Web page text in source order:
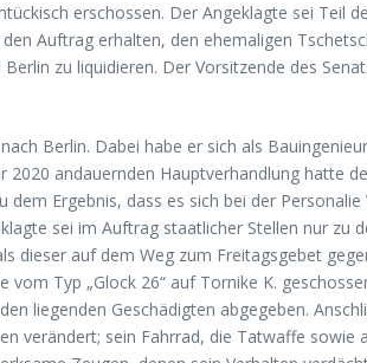
erschossen. Der Angeklagte sei Teil
Auftrag erhalten, den ehemaligen
zu liquidieren. Der Vorsitzende des
Berlin. Dabei habe er sich als
andauernden Hauptverhandlung hatte
Ergebnis, dass es sich bei der
sei im Auftrag staatlicher Stellen nur zu
dieser auf dem Weg zum Freitagsgebet
Typ „Glock 26“ auf Tornike K.
liegenden Geschädigten abgegeben.
verändert; sein Fahrrad, die Tatwaffe sowie